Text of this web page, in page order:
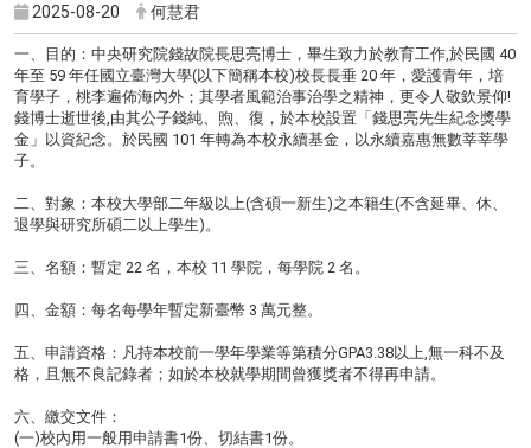
2025-08-20 何慧君
一、目的：中央研究院錢故院長思亮博士，畢生致力於教育工作,於民國 40
年至 59 年任國立臺灣大學(以下簡稱本校)校長長垂 20 年，愛護青年，培
育學子，桃李遍佈海內外；其學者風範治事治學之精神，更令人敬欽景仰!
錢博士逝世後,由其公子錢純、煦、復，於本校設置「錢思亮先生紀念獎學
金」以資紀念。於民國 101 年轉為本校永續基金，以永續嘉惠無數莘莘學
子。
二、對象：本校大學部二年級以上(含碩一新生)之本籍生(不含延畢、休、
退學與研究所碩二以上學生)。
三、名額：暫定 22 名，本校 11 學院，每學院 2 名。
四、金額：每名每學年暫定新臺幣 3 萬元整。
五、申請資格：凡持本校前一學年學業等第積分GPA3.38以上,無一科不及
格，且無不良記錄者；如於本校就學期間曾獲獎者不得再申請。
六、繳交文件：
(一)校內用一般用申請書1份、切結書1份。